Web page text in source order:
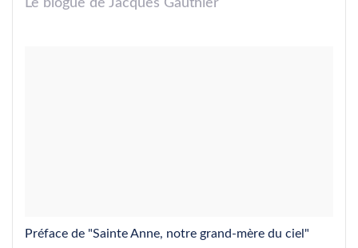
Le blogue de Jacques Gauthier
Préface de "Sainte Anne, notre grand-mère du ciel"